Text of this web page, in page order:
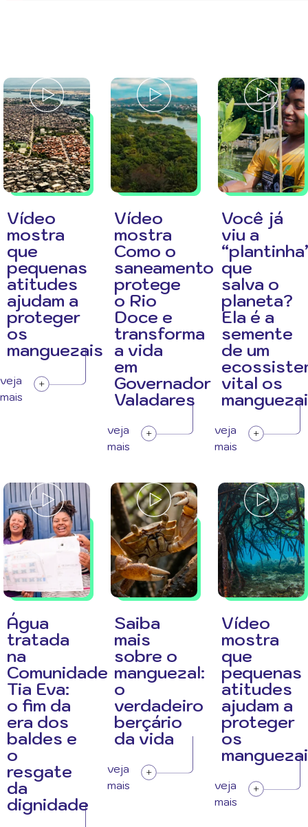
Vídeo
mostra
que
pequenas
atitudes
ajudam a
proteger
os
manguezais
veja
mais
Vídeo
mostra
Como o
saneamento
protege
o Rio
Doce e
transforma
a vida
em
Governador
Valadares
veja
mais
Você já
viu a
que
salva o
planeta?
Ela é a
semente
de um
vital os
veja
mais
Água
tratada
na
Comunidade
Tia Eva:
o fim da
era dos
baldes e
o
resgate
da
dignidade
Saiba
mais
sobre o
manguezal:
o
verdadeiro
berçário
da vida
veja
mais
Vídeo
mostra
que
pequenas
atitudes
ajudam a
proteger
os
veja
mais